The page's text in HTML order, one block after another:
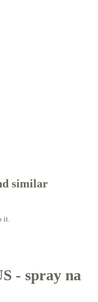
similar
it.